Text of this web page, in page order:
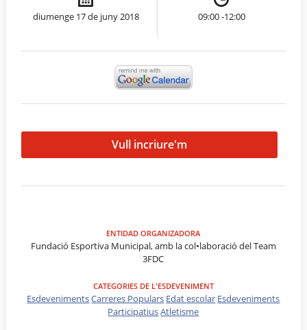
diumenge 17 de juny 2018 09:00 -12:00
Vull incriure'm
ENTIDAD ORGANIZADORA
Fundació Esportiva Municipal, amb la col•laboració del Team
3FDC
CATEGORIES DE L'ESDEVENIMENT
EsdevenimentsCarreres Populars Edat escolar Esdeveniments
ParticipatiusAtletisme